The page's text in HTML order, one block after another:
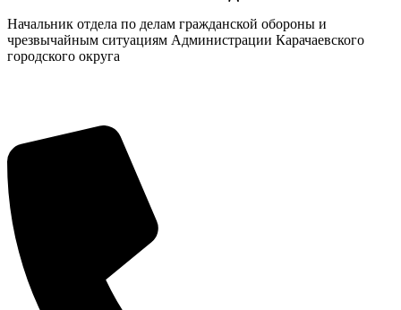
Начальник отдела по делам гражданской обороны и
чрезвычайным ситуациям Администрации Карачаевского
городского округа